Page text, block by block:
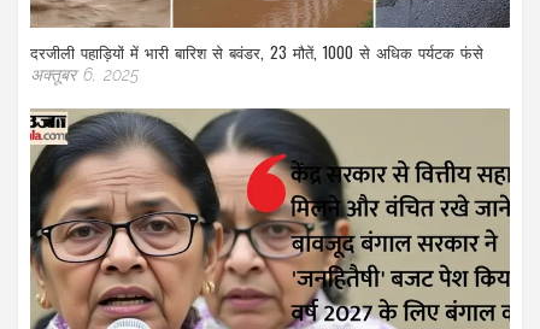
दरजीली पहाड़ियों में भारी बारिश से बवंडर, 23 मौतें, 1000 से अधिक पर्यटक फंसे
अक्तूबर 6, 2025